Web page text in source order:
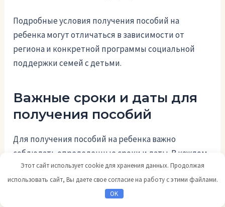
Подробные условия получения пособий на
ребенка могут отличаться в зависимости от
региона и конкретной программы социальной
поддержки семей с детьми.
Важные сроки и даты для
получения пособий
Для получения пособий на ребенка важно
соблюдать определенные сроки и даты. В каждом
случае может быть свои особенности, поэтому
необходимо внимательно ознакомиться со
следующей информацией:
Этот сайт использует cookie для хранения данных. Продолжая
использовать сайт, Вы даете свое согласие на работу с этими файлами.
OK